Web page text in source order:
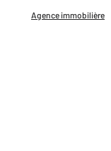
Agence immobilière